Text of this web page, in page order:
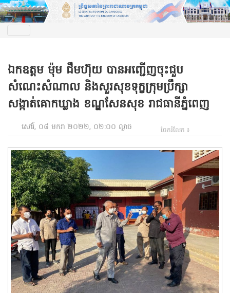
ឯកឧត្តម ម៉ុម ជឹមហ៊ុយ បានអញ្ជើញចុះជួប
សំណេះសំណាល និងសួរសុខទុក្ខក្រុមប្រឹក្សា
សង្កាត់គោកឃ្លាង ខណ្ឌសែនសុខ រាជធានីភ្នំពេញ
សៅរ៍, ០៨ មករា ២០២២, ០២:០០ ល្ងាច ចែករំលែក ៖